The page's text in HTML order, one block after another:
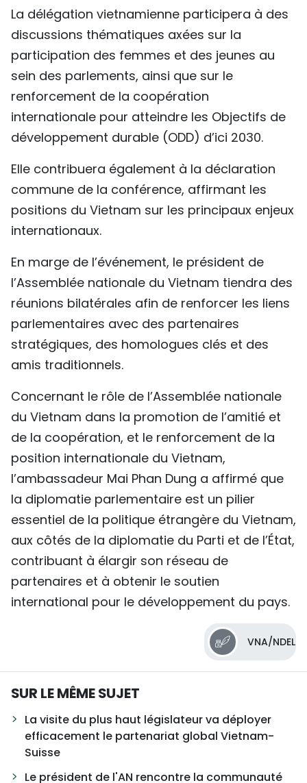
La délégation vietnamienne participera à des
discussions thématiques axées sur la
participation des femmes et des jeunes au
sein des parlements, ainsi que sur le
renforcement de la coopération
internationale pour atteindre les Objectifs de
développement durable (ODD) d’ici 2030.
Elle contribuera également à la déclaration
commune de la conférence, affirmant les
positions du Vietnam sur les principaux enjeux
internationaux.
En marge de l’événement, le président de
l’Assemblée nationale du Vietnam tiendra des
réunions bilatérales afin de renforcer les liens
parlementaires avec des partenaires
stratégiques, des homologues clés et des
amis traditionnels.
Concernant le rôle de l’Assemblée nationale
du Vietnam dans la promotion de l’amitié et
de la coopération, et le renforcement de la
position internationale du Vietnam,
l’ambassadeur Mai Phan Dung a affirmé que
la diplomatie parlementaire est un pilier
essentiel de la politique étrangère du Vietnam,
aux côtés de la diplomatie du Parti et de l’État,
contribuant à élargir son réseau de
partenaires et à obtenir le soutien
international pour le développement du pays.
VNA/NDEL
SUR LE MÊME SUJET
La visite du plus haut législateur va déployer
efficacement le partenariat global Vietnam-
Suisse
Le président de l'AN rencontre la communauté